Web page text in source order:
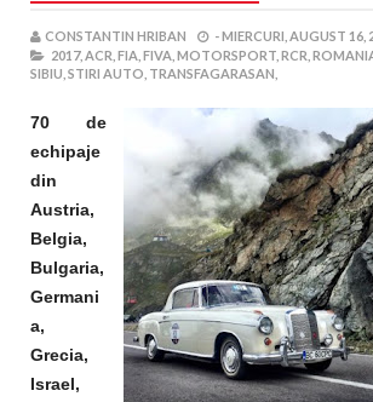
CONSTANTIN HRIBAN -MIERCURI, AUGUST 16,
2017, ACR, FIA, FIVA, MOTORSPORT, RCR,
SIBIU, STIRI AUTO, TRANSFAGARASAN,
70 de
echipaje
din
Austria,
Belgia,
Bulgaria,
Germani
a,
Grecia,
Israel,